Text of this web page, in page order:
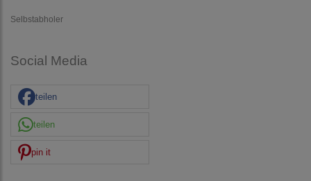
Selbstabholer
Social Media
teilen
teilen
pin it